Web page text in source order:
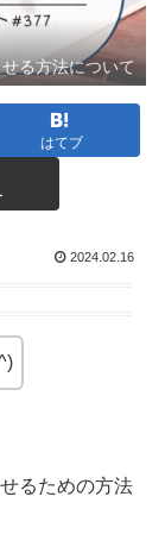
る方法について
はてブ
2024.02.16
るための方法